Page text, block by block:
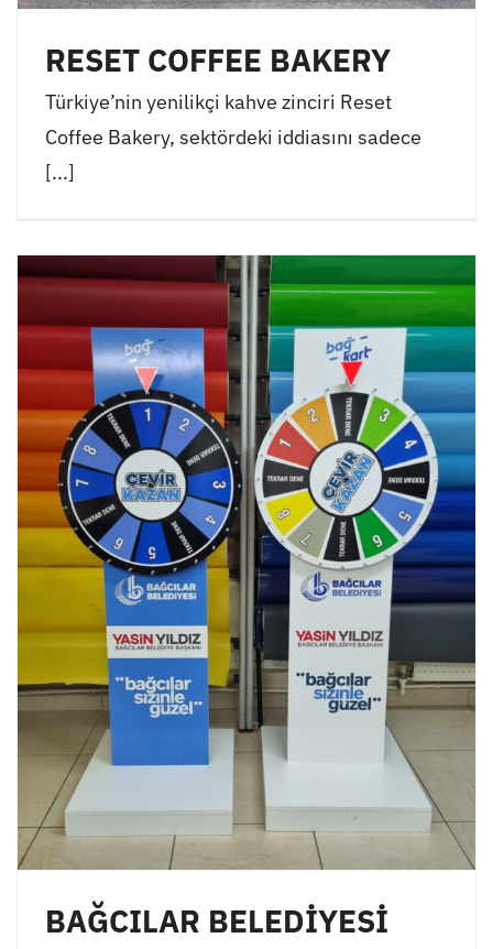
RESET COFFEE BAKERY
Türkiye’nin yenilikçi kahve zinciri Reset
Coffee Bakery, sektördeki iddiasını sadece
[...]
BAĞCILAR BELEDİYESİ